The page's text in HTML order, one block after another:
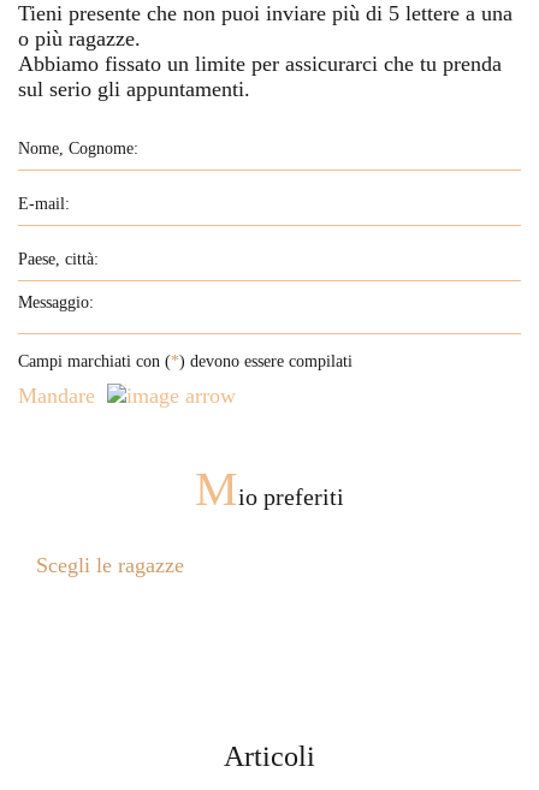
Tieni presente che non puoi inviare più di 5 lettere a una
o più ragazze.
Abbiamo fissato un limite per assicurarci che tu prenda
sul serio gli appuntamenti.
Campi marchiati con (*) devono essere compilati
Mandare
Mio preferiti
Scegli le ragazze
Articoli